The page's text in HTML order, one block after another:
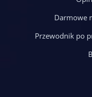
Darmowe
Przewodnik po